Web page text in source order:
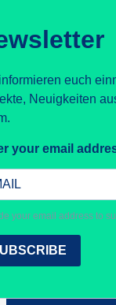
euch
Neuigkeiten
your email
your email address to